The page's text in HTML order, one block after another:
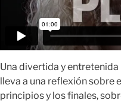
Una divertida y
lleva a una reflexión sobre
principios y los finales,